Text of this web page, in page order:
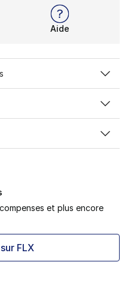
Aide
et plus encore
FLX